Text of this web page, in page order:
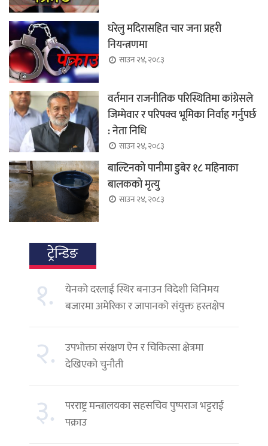
घरेलु मदिरासहित चार जना प्रहरी
नियन्त्रणमा
साउन २४, २०८३
वर्तमान राजनीतिक परिस्थितिमा कांग्रेसले
जिम्मेवार र परिपक्व भूमिका निर्वाह गर्नुपर्छ
: नेता निधि
साउन २४, २०८३
बाल्टिनको पानीमा डुबेर १८ महिनाका
बालकको मृत्यु
साउन २४, २०८३
ट्रेन्डिङ
१.
येनको दरलाई स्थिर बनाउन विदेशी विनिमय
बजारमा अमेरिका र जापानको संयुक्त हस्तक्षेप
२. उपभोक्ता संरक्षण ऐन र चिकित्सा क्षेत्रमा
देखिएको चुनौती
३.
परराष्ट्र मन्त्रालयका सहसचिव पुष्पराज भट्टराई
पक्राउ